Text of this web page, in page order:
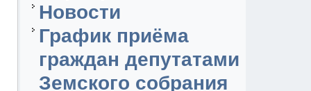
Новости
График приёма
граждан депутатами
Земского собрания